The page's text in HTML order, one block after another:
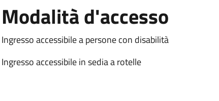
Modalità d'accesso
Ingresso accessibile a persone con disabilità
Ingresso accessibile in sedia a rotelle